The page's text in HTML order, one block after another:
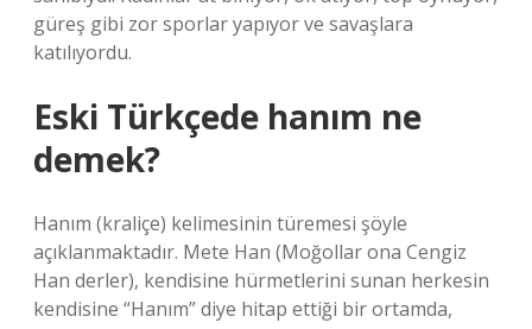
güreş gibi zor sporlar yapıyor ve savaşlara
katılıyordu.
Eski Türkçede hanım ne
demek?
Hanım (kraliçe) kelimesinin türemesi şöyle
açıklanmaktadır. Mete Han (Moğollar ona Cengiz
Han derler), kendisine hürmetlerini sunan herkesin
kendisine “Hanım” diye hitap ettiği bir ortamda,